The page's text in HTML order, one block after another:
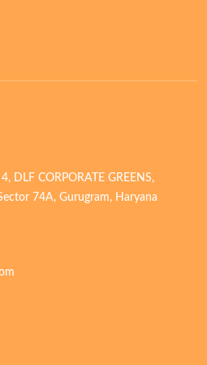
DLF CORPORATE GREENS,
74A, Gurugram, Haryana